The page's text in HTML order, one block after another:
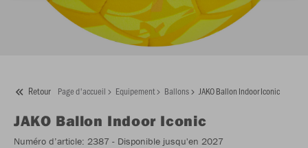
Retour Page d'accueil Equipement Ballons JAKO Ballon Indoor Iconic
JAKO Ballon Indoor Iconic
Numéro d’article: 2387 - Disponible jusqu'en 2027